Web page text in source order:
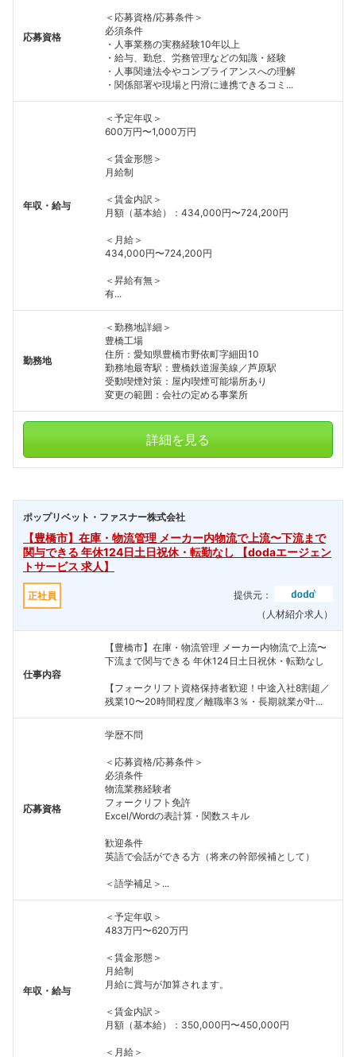
応募資格
＜応募資格/応募条件＞
必須条件
・人事業務の実務経験10年以上
・給与、勤怠、労務管理などの知識・経験
・人事関連法令やコンプライアンスへの理解
・関係部署や現場と円滑に連携できるコミ...
年収・給与
＜予定年収＞
600万円〜1,000万円
＜賃金形態＞
月給制
＜賃金内訳＞
月額（基本給）：434,000円〜724,200円
＜月給＞
434,000円〜724,200円
＜昇給有無＞
有...
勤務地
＜勤務地詳細＞
豊橋工場
住所：愛知県豊橋市野依町字細田10
勤務地最寄駅：豊橋鉄道渥美線／芦原駅
受動喫煙対策：屋内喫煙可能場所あり
変更の範囲：会社の定める事業所
詳細を見る
ポップリベット・ファスナー株式会社
【豊橋市】在庫・物流管理 メーカー内物流で上流〜下流まで
関与できる 年休124日土日祝休・転勤なし 【dodaエージェン
トサービス 求人】
正社員
提供元：
（人材紹介求人）
仕事内容
【豊橋市】在庫・物流管理 メーカー内物流で上流〜
下流まで関与できる 年休124日土日祝休・転勤なし
【フォークリフト資格保持者歓迎！中途入社8割超／
残業10〜20時間程度／離職率3％・長期就業が叶...
応募資格
学歴不問
＜応募資格/応募条件＞
必須条件
物流業務経験者
フォークリフト免許
Excel/Wordの表計算・関数スキル
歓迎条件
英語で会話ができる方（将来の幹部候補として）
＜語学補足＞...
年収・給与
＜予定年収＞
483万円〜620万円
＜賃金形態＞
月給制
月給に賞与が加算されます。
＜賃金内訳＞
月額（基本給）：350,000円〜450,000円
＜月給＞